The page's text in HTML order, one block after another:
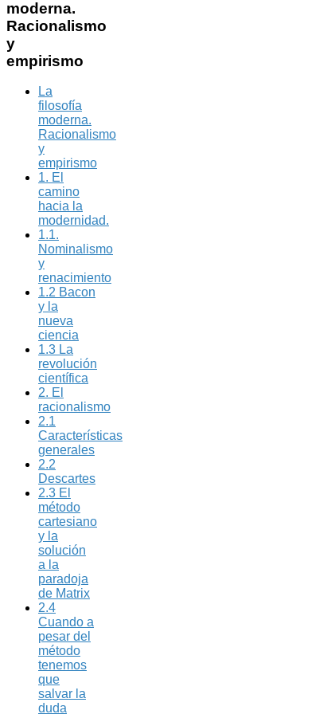
moderna.
Racionalismo
y
empirismo
La
filosofía
moderna.
Racionalismo
y
empirismo
1. El
camino
hacia la
modernidad.
1.1.
Nominalismo
y
renacimiento
1.2 Bacon
y la
nueva
ciencia
1.3 La
revolución
científica
2. El
racionalismo
2.1
Características
generales
2.2
Descartes
2.3 El
método
cartesiano
y la
solución
a la
paradoja
de Matrix
2.4
Cuando a
pesar del
método
tenemos
que
salvar la
duda